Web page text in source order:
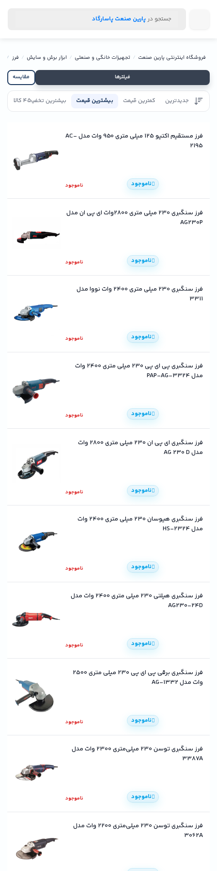
جستجو در پارین صنعت پاسارگاد
فروشگاه اینترنتی پارین صنعت تجهیزات خانگی و صنعتی ابزار برش و سایش فرز
فیلترها مقایسه
جدیدترین کمترین قیمت بیشترین قیمت بیشترین تخفیف45 کالا
فرز مستقیم اکتیو 125 میلی متری 950 وات مدل AC-
2195
ناموجود ناموجود
فرز سنگبری 230 میلی متری 2800وات ای پی ان مدل
AG230P
ناموجود ناموجود
فرز سنگبری 230 میلی متری 2400 وات نووا مدل
3311
ناموجود ناموجود
فرز سنگبری پی ای پی 230 میلی متری 2400 وات
مدل PAP-AG-3324
ناموجود ناموجود
فرز سنگبری ای پی ان 230 میلی متری 2800 وات
مدل AG 230 D
ناموجود ناموجود
فرز سنگبری هیوسان 230 میلی متری 2400 وات
مدل HS-2324
ناموجود ناموجود
فرز سنگبری هیلتی 230 میلی متری 2400 وات مدل
AG230-24D
ناموجود ناموجود
فرز سنگبری برقی پی ای پی 230 میلی متری 2500
وات مدل AG-1332
ناموجود ناموجود
فرز سنگبری توسن 230 میلی‌متری 2300 وات مدل
3387A
ناموجود ناموجود
فرز سنگبری توسن 230 میلی‌متری 2200 وات مدل
3062A